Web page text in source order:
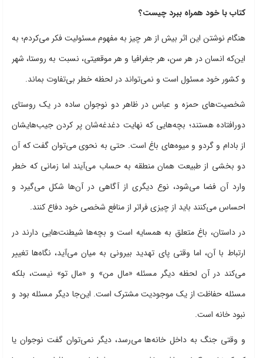
کتاب با خود همراه ببرد چیست؟
هنگام نوشتن این اثر بیش از هر چیز به مفهوم مسئولیت فکر می‌کردم؛ به
این‌که انسان در هر سن، هر جغرافیا و هر موقعیتی، نسبت به روستا، شهر
و کشور خود مسئول است و نمی‌تواند در لحظه خطر بی‌تفاوت بماند.
شخصیت‌های حمزه و عباس در ظاهر دو نوجوان ساده در یک روستای
دورافتاده هستند؛ بچه‌هایی که نهایت دغدغه‌شان پر کردن جیب‌هایشان
از بادام و گردو و میوه‌های باغ است. حتی به نحوی می‌توان گفت که آن
دو بخشی از طبیعت همان منطقه به حساب می‌آیند اما زمانی که خطر
وارد آن فضا می‌شود، نوع دیگری از آگاهی در آن‌ها شکل می‌گیرد و
احساس می‌کنند باید از چیزی فراتر از منافع شخصی خود دفاع کنند.
در داستان، باغ متعلق به همسایه است و بچه‌ها شیطنت‌هایی دارند در
ارتباط با آن، اما وقتی پای تهدید بیرونی به میان می‌آید، نگاه‌ها تغییر
می‌کند در آن لحظه دیگر مسئله «مال من» و «مال تو» نیست، بلکه
مسئله حفاظت از یک موجودیت مشترک است. این‌جا دیگر مسئله بود و
نبود خانه است.
و وقتی جنگ به داخل خانه‌ها می‌رسد، دیگر نمی‌توان گفت نوجوان یا